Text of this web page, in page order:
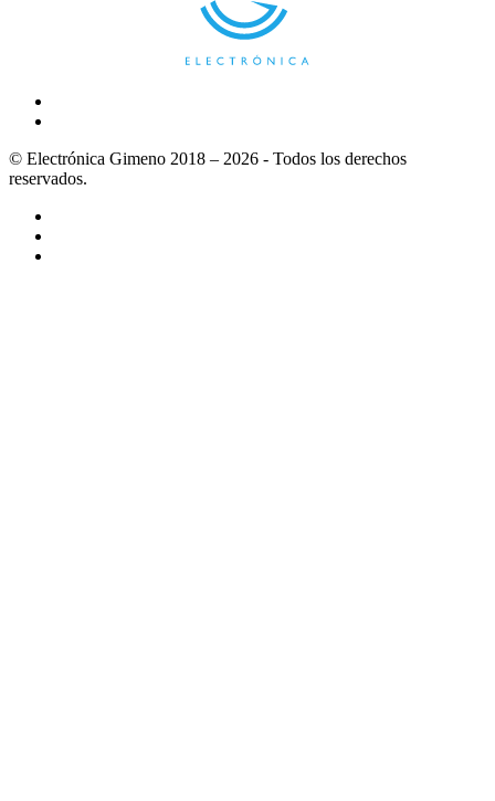
© Electrónica Gimeno 2018 – 2026 - Todos los derechos
reservados.